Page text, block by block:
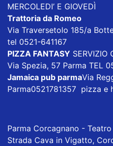
MERCOLEDI’ E GIOVEDÌ
Trattoria da Romeo
Via Traversetolo 185/a
tel 0521-641167
PIZZA FANTASY SERVIZIO
Via Spezia, 57 Parma TEL
Jamaica pub parmaVia
Parma0521781357 pizza e
Parma Corcagnano -
Strada Cava in Vigatto,